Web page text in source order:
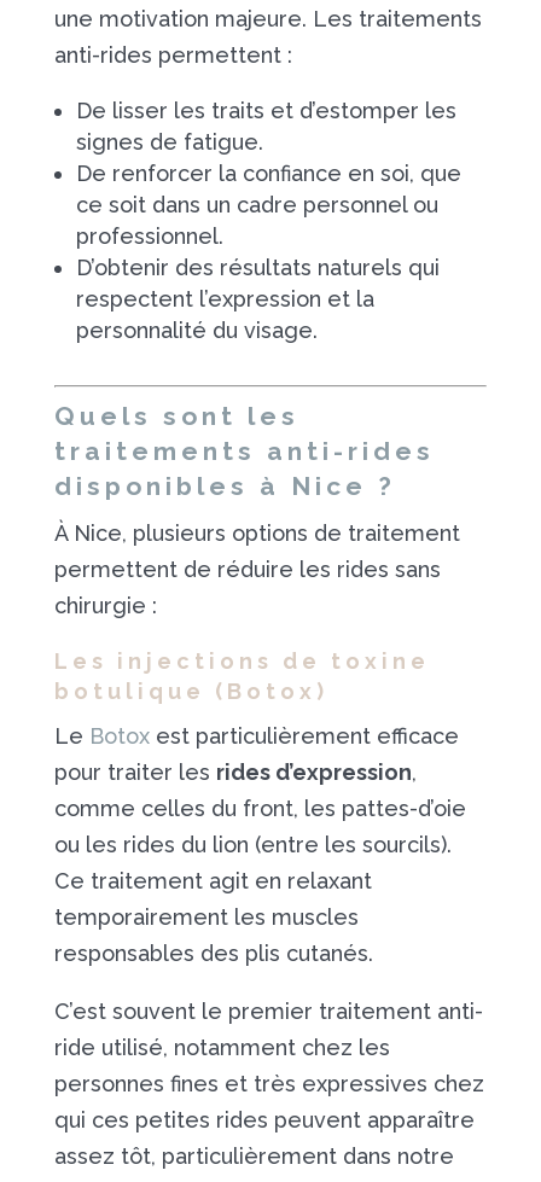
une motivation majeure. Les traitements
anti-rides permettent :
De lisser les traits et d’estomper les
signes de fatigue.
De renforcer la confiance en soi, que
ce soit dans un cadre personnel ou
professionnel.
D’obtenir des résultats naturels qui
respectent l’expression et la
personnalité du visage.
Quels sont les
traitements anti-rides
disponibles à Nice ?
À Nice, plusieurs options de traitement
permettent de réduire les rides sans
chirurgie :
Les injections de toxine
botulique (Botox)
Le Botoxest particulièrement efficace
pour traiter les rides d’expression,
comme celles du front, les pattes-d’oie
ou les rides du lion (entre les sourcils).
Ce traitement agit en relaxant
temporairement les muscles
responsables des plis cutanés.
C’est souvent le premier traitement anti-
ride utilisé, notamment chez les
personnes fines et très expressives chez
qui ces petites rides peuvent apparaître
assez tôt, particulièrement dans notre